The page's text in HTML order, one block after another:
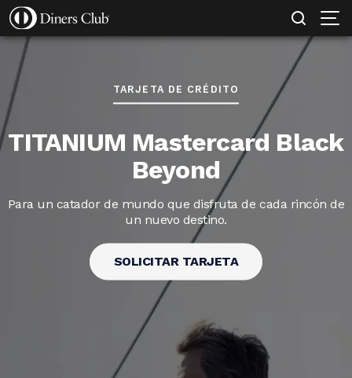
Pasar
al
contenido
principal
TARJETA DE CRÉDITO
TITANIUM Mastercard Black
Beyond
Para un catador de mundo que disfruta de cada rincón de
un nuevo destino.
SOLICITAR TARJETA